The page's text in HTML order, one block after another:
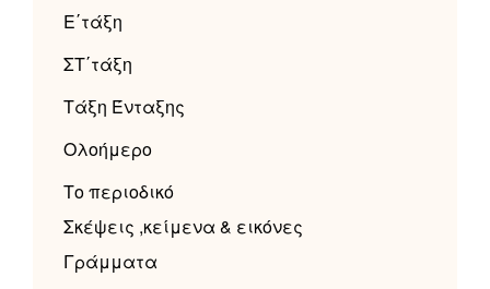
Ε΄τάξη
ΣΤ΄τάξη
Τάξη Ένταξης
Ολοήμερο
Το περιοδικό
Σκέψεις ,κείμενα & εικόνες
Γράμματα